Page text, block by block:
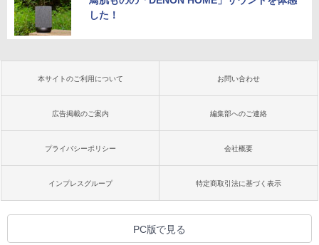
した！
本サイトのご利用について お問い合わせ
広告掲載のご案内 編集部へのご連絡
プライバシーポリシー 会社概要
インプレスグループ 特定商取引法に基づく表示
PC版で見る